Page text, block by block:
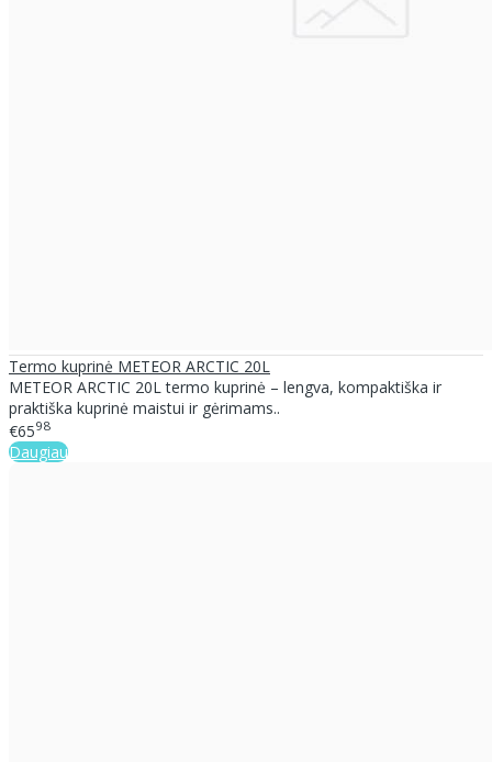
Termo kuprinė METEOR ARCTIC 20L
METEOR ARCTIC 20L termo kuprinė – lengva, kompaktiška ir
praktiška kuprinė maistui ir gėrimams..
€6598
Daugiau